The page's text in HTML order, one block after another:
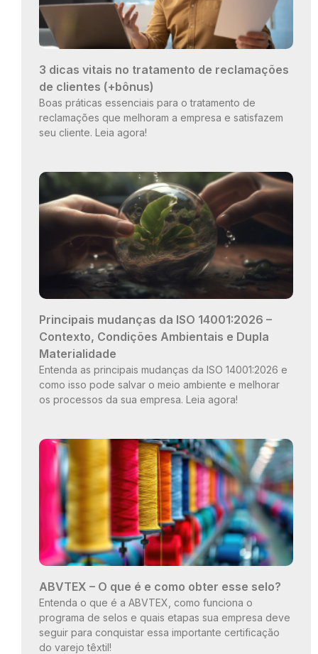
3 dicas vitais no tratamento de reclamações
de clientes (+bônus)
Boas práticas essenciais para o tratamento de
reclamações que melhoram a empresa e satisfazem
seu cliente. Leia agora!
Principais mudanças da ISO 14001:2026 –
Contexto, Condições Ambientais e Dupla
Materialidade
Entenda as principais mudanças da ISO 14001:2026 e
como isso pode salvar o meio ambiente e melhorar
os processos da sua empresa. Leia agora!
ABVTEX – O que é e como obter esse selo?
Entenda o que é a ABVTEX, como funciona o
programa de selos e quais etapas sua empresa deve
seguir para conquistar essa importante certificação
do varejo têxtil!